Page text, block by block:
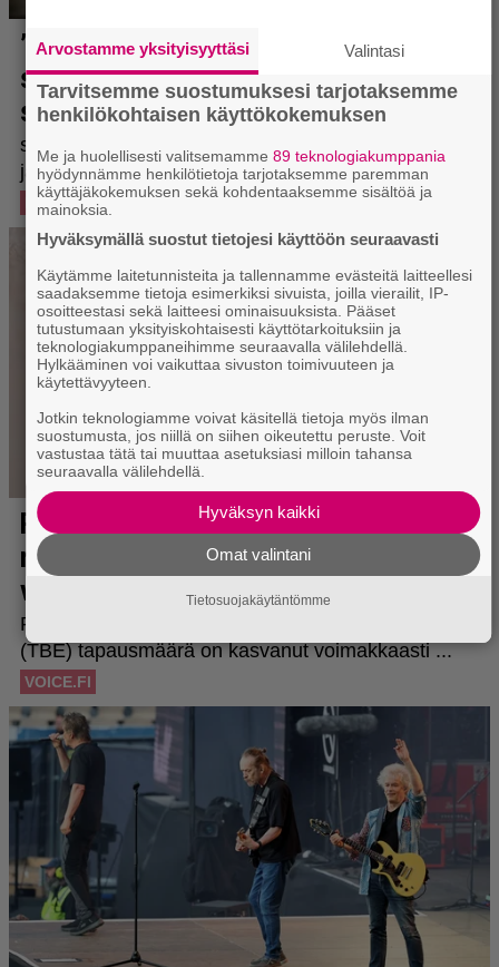
Arvostamme yksityisyyttäsi Valintasi
Tarvitsemme suostumuksesi tarjotaksemme
henkilökohtaisen käyttökokemuksen
Me ja huolellisesti valitsemamme89 teknologiakumppania
hyödynnämme henkilötietoja tarjotaksemme paremman
käyttäjäkokemuksen sekä kohdentaaksemme sisältöä ja
mainoksia.
Hyväksymällä suostut tietojesi käyttöön seuraavasti
Käytämme laitetunnisteita ja tallennamme evästeitä laitteellesi
saadaksemme tietoja esimerkiksi sivuista, joilla vierailit, IP-
osoitteestasi sekä laitteesi ominaisuuksista. Pääset
tutustumaan yksityiskohtaisesti käyttötarkoituksiin ja
teknologiakumppaneihimme seuraavalla välilehdellä.
Hylkääminen voi vaikuttaa sivuston toimivuuteen ja
käytettävyyteen.
Jotkin teknologiamme voivat käsitellä tietoja myös ilman
suostumusta, jos niillä on siihen oikeutettu peruste. Voit
vastustaa tätä tai muuttaa asetuksiasi milloin tahansa
seuraavalla välilehdellä.
Hyväksyn kaikki
Omat valintani
Tietosuojakäytäntömme